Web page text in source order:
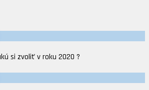
si zvoliť v roku 2020 ?